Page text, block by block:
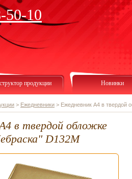
50-10
продукции Новинки
> Ежедневники > Ежедневник А4 в твердой
в твердой обложке
D132M